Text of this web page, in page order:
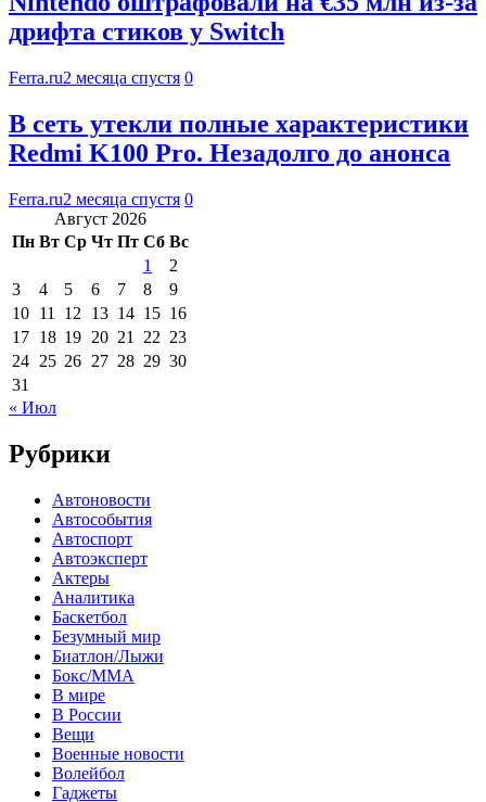
дрифта стиков у Switch
Ferra.ru2 месяца спустя 0
В сеть утекли полные характеристики
Redmi K100 Pro. Незадолго до анонса
Ferra.ru2 месяца спустя 0
Август 2026
Пн Вт Ср Чт Пт Сб Вс
1
2
3
4 5 6 7 8
9
10 11 12 13 14 15 16
17 18 19 20 21 22 23
24 25 26 27 28 29 30
31
« Июл
Рубрики
Автоновости
Автособытия
Автоспорт
Автоэксперт
Актеры
Аналитика
Баскетбол
Безумный мир
Биатлон/Лыжи
Бокс/MMA
В мире
В России
Вещи
Военные новости
Волейбол
Гаджеты